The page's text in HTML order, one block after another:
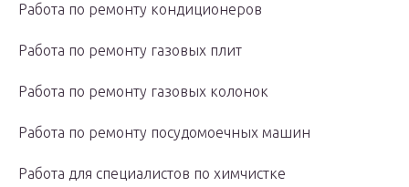
Работа по ремонту кондиционеров
Работа по ремонту газовых плит
Работа по ремонту газовых колонок
Работа по ремонту посудомоечных машин
Работа для специалистов по химчистке